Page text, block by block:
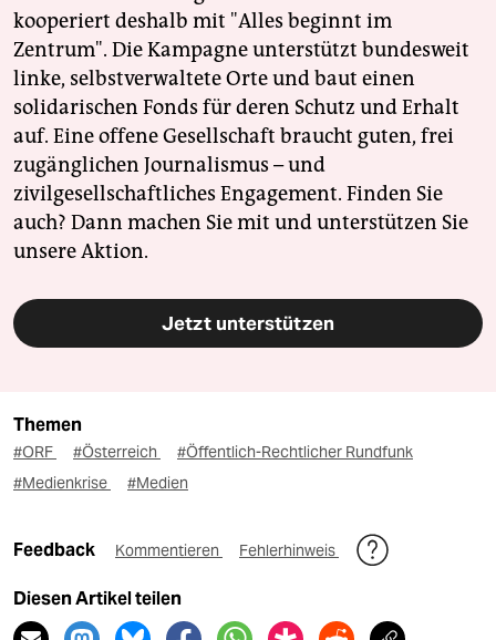
kooperiert deshalb mit "Alles beginnt im
Zentrum". Die Kampagne unterstützt bundesweit
linke, selbstverwaltete Orte und baut einen
solidarischen Fonds für deren Schutz und Erhalt
auf. Eine offene Gesellschaft braucht guten, frei
zugänglichen Journalismus – und
zivilgesellschaftliches Engagement. Finden Sie
auch? Dann machen Sie mit und unterstützen Sie
unsere Aktion.
Jetzt unterstützen
Themen
#ORF #Österreich
#Öffentlich-Rechtlicher Rundfunk
#Medienkrise
#Medien
Feedback Kommentieren Fehlerhinweis
Diesen Artikel teilen